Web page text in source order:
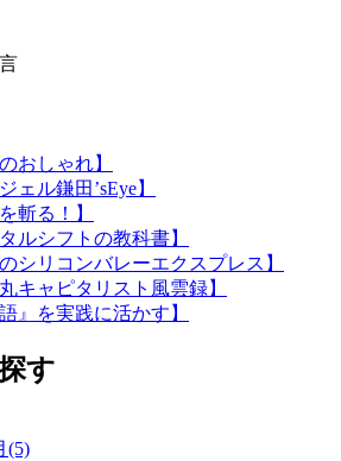
おしゃれ】
ェル鎌田’sEye】
斬る！】
ルシフトの教科書】
シリコンバレーエクスプレス】
キャピタリスト風雲録】
』を実践に活かす】
す
(5)